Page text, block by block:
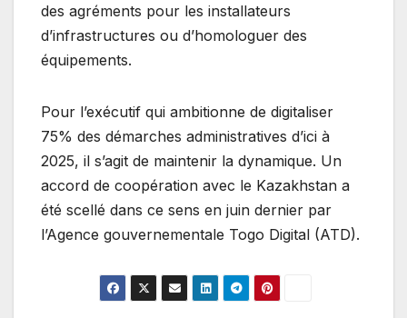
des agréments pour les installateurs
d’infrastructures ou d’homologuer des
équipements.
Pour l’exécutif qui ambitionne de digitaliser
75% des démarches administratives d’ici à
2025, il s’agit de maintenir la dynamique. Un
accord de coopération avec le Kazakhstan a
été scellé dans ce sens en juin dernier par
l’Agence gouvernementale Togo Digital (ATD).